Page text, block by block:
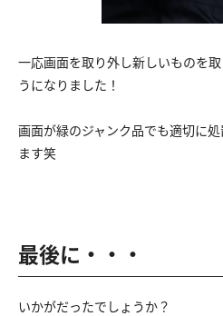
一応画面を取り外し新しいものを
うになりました！
画面が緑のジャンク品でも適切に
ます笑
最後に・・・
いかがだったでしょうか？